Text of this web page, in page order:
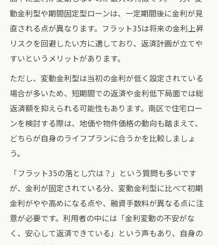
動金利型や期間固定型ローンは、一定期間後に金利が見
直される点が異なります。フラット35は将来の金利上昇
リスクを回避したい方に適しており、返済計画が立てや
すいというメリットがあります。
ただし、変動金利型は当初の金利が低く設定されている
場合が多いため、短期間での返済や金利低下局面では総
返済額を抑えられる可能性もあります。南区で住宅ロー
ンを検討する際は、地価や物件価格の動向も踏まえて、
どちらが自身のライフプランに合うかを比較しましょ
う。
「フラット35の落とし穴は？」という質問も多いです
が、金利が固定されている分、変動金利型に比べて初期
金利がやや高めになる点や、融資手数料が異なる点に注
意が必要です。利用者の中には「金利変動の不安がな
く、安心して返済できている」という声もあり、自身の